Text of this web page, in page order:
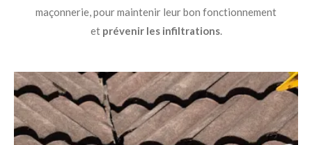
maçonnerie, pour maintenir leur bon fonctionnement
et prévenir les infiltrations.